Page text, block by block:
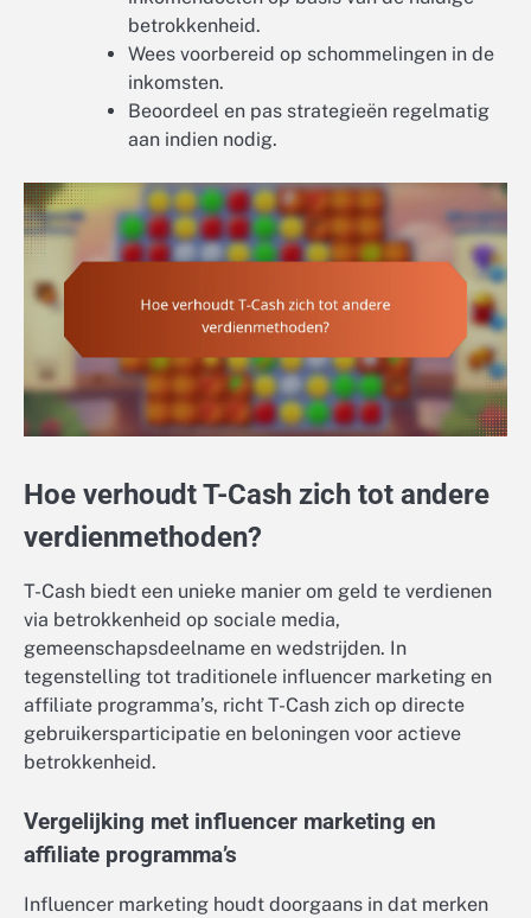
betrokkenheid.
Wees voorbereid op schommelingen in de
inkomsten.
Beoordeel en pas strategieën regelmatig
aan indien nodig.
Hoe verhoudt T-Cash zich tot andere
verdienmethoden?
T-Cash biedt een unieke manier om geld te verdienen
via betrokkenheid op sociale media,
gemeenschapsdeelname en wedstrijden. In
tegenstelling tot traditionele influencer marketing en
affiliate programma’s, richt T-Cash zich op directe
gebruikersparticipatie en beloningen voor actieve
betrokkenheid.
Vergelijking met influencer marketing en
affiliate programma’s
Influencer marketing houdt doorgaans in dat merken